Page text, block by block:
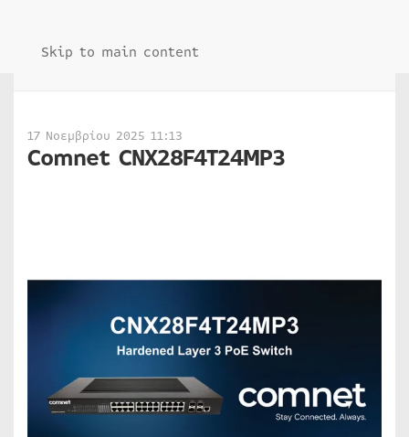
Skip to main content
17 Νοεμβρίου 2025 11:13
Comnet CNX28F4T24MP3